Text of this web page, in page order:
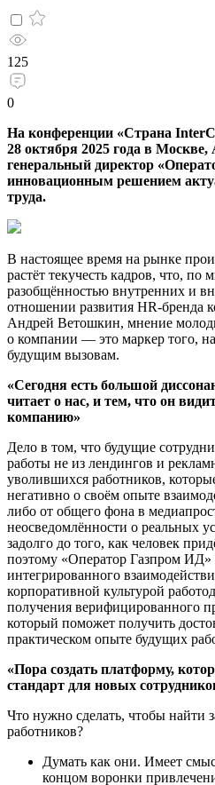
125
0
На конференции «Страна
28 октября 2025 года в
генеральный директор
инновационным решением
труда.
В настоящее время на рынке
растёт текучесть кадров, что, по
разобщённостью внутренних и
отношении развития HR-бренда
Андрей Ветошкин, мнение
о компании — это маркер того,
будущим вызовам.
«Сегодня есть большой
читает о нас, и тем, что он
компанию»
Дело в том, что будущие
работы не из лендингов и
уволившихся работников,
негативно о своём опыте
либо от общего фона в
неосведомлённости о реальных
задолго до того, как человек
поэтому «Оператор Газпром
интегрированного
корпоративной культурой
получения верифицированного
который поможет получить
практическом опыте будущих
«Пора создать платформу,
стандарт для новых
Что нужно сделать, чтобы найти
работников?
Думать как они. Имеет
концом воронки